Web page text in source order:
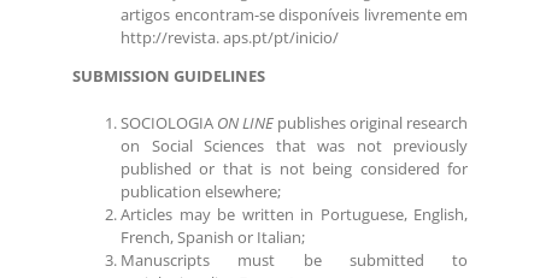
artigos encontram-se disponíveis livremente em
http://revista.aps.pt/pt/inicio/
SUBMISSION GUIDELINES
SOCIOLOGIA ON LINE publishes original research
on Social Sciences that was not previously
published or that is not being considered for
publication elsewhere;
Articles may be written in Portuguese, English,
French, Spanish or Italian;
Manuscripts must be submitted to